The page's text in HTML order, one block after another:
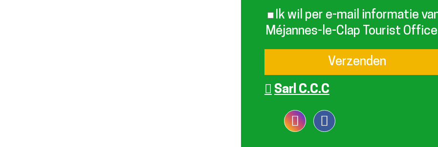
Ik wil per e-mail informatie
Méjannes-le-Clap Tourist Office
Sarl C.C.C